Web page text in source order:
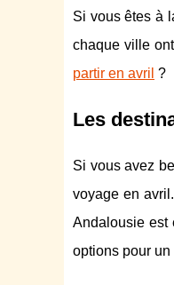
Si vous êtes à
chaque ville
partir en avril ?
Les
Si vous avez
voyage en
Andalousie est
options pour